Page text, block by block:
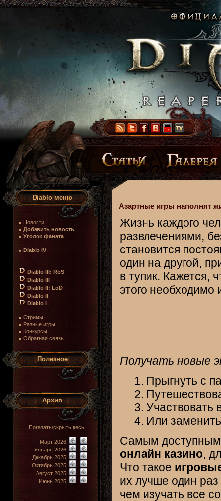
Diablo меню
● Новости
● Добавить новость
● Уголок фаната
● Diablo IV
Diablo III: RoS
Diablo III
Diablo II: LoD
Diablo II
Diablo I
● Стримы
● Разные игры
● Конкурсы
● Обратная связь
Полезное
Архив
Показать\скрыть весь
Март 2026:
|
Январь 2026:
|
Декабрь 2025:
|
Октябрь 2025:
|
Август 2025:
|
Июнь 2025:
|
Азартные игры наполнят
Жизнь каждого
развлечениями,
становится
один на другой,
в тупик. Кажется,
этого необходимо
Получать новые
Прыгнуть с
Участвовать
Или
Самым доступным
онлайн казино,
Что такое
их лучше один раз
чем изучать все